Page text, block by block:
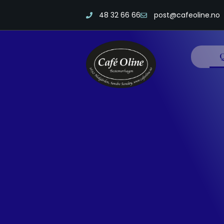
48 32 66 66 post@cafeoline.no